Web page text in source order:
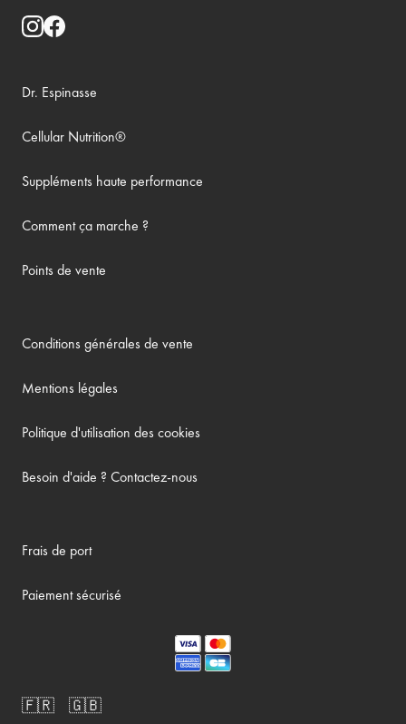
Dr. Espinasse
Cellular Nutrition®
Suppléments haute performance
Comment ça marche ?
Points de vente
Conditions générales de vente
Mentions légales
Politique d'utilisation des cookies
Besoin d'aide ? Contactez-nous
Frais de port
Paiement sécurisé
🇫🇷 🇬🇧